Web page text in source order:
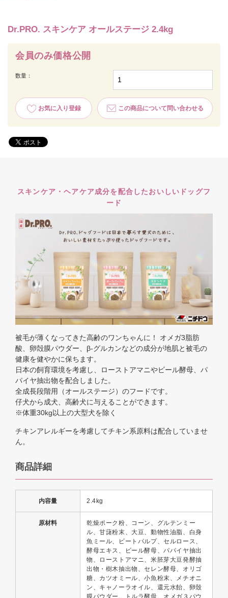
Dr.PRO. スキンケア オールステージ 2.4kg
会員のみ価格公開
数量：
お気に入り登録 この商品について問い合わせる
スキンケア・ヘアケア成分を配合したおいしいドッグフ
ード
被毛が薄くなってきた高齢のワンちゃんに！ オメガ3脂肪
酸、卵殻膜パウダー、β-グルカンなどの成分が地肌と被毛の
健康を健やかに保ちます。
日本の飼育環境を考慮し、ローストアマニやビール酵母、パ
パイヤ抽出物を配合しました。
全成長段階用（オールステージ）のフードです。
仔犬から成犬、高齢犬に与えることができます。
※体重30kg以上の大型犬を除く
チキンアレルギーを考慮してチキン系原料は配合していませ
ん。
商品詳細
内容量 2.4kg
原材料
乾燥ポーク粉、コーン、グルテンミー
ル、甘藷粉末、大豆、動物性油脂、白身
魚ミール、ビートパルプ、セルロース、
酵母エキス、ビール酵母、パパイヤ抽出
物、ローストアマニ、米胚芽大豆発酵抽
出物・樹木抽出物、セレン酵母、オリゴ
糖、カツオミール、小魚粉末、メチオニ
ン、キャノーラオイル、還元水飴、卵殼
膜パウダー、トルラ酵母、オメガ３パウ